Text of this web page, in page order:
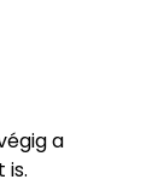
a
is.